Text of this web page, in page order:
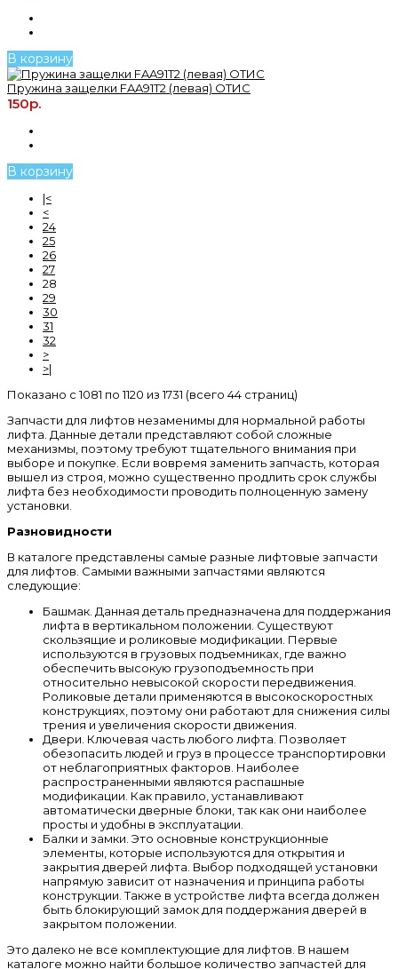
В корзину
Пружина защелки FAA91T2 (левая) ОТИС
150р.
В корзину
|<
<
24
25
26
27
28
29
30
31
32
>
>|
Показано с 1081 по 1120 из 1731 (всего 44 страниц)
Запчасти для лифтов незаменимы для нормальной работы
лифта. Данные детали представляют собой сложные
механизмы, поэтому требуют тщательного внимания при
выборе и покупке. Если вовремя заменить запчасть, которая
вышел из строя, можно существенно продлить срок службы
лифта без необходимости проводить полноценную замену
установки.
Разновидности
В каталоге представлены самые разные лифтовые запчасти
для лифтов. Самыми важными запчастями являются
следующие:
Башмак. Данная деталь предназначена для поддержания
лифта в вертикальном положении. Существуют
скользящие и роликовые модификации. Первые
используются в грузовых подъемниках, где важно
обеспечить высокую грузоподъемность при
относительно невысокой скорости передвижения.
Роликовые детали применяются в высокоскоростных
конструкциях, поэтому они работают для снижения силы
трения и увеличения скорости движения.
Двери. Ключевая часть любого лифта. Позволяет
обезопасить людей и груз в процессе транспортировки
от неблагоприятных факторов. Наиболее
распространенными являются распашные
модификации. Как правило, устанавливают
автоматически дверные блоки, так как они наиболее
просты и удобны в эксплуатации.
Балки и замки. Это основные конструкционные
элементы, которые используются для открытия и
закрытия дверей лифта. Выбор подходящей установки
напрямую зависит от назначения и принципа работы
конструкции. Также в устройстве лифта всегда должен
быть блокирующий замок для поддержания дверей в
закрытом положении.
Это далеко не все комплектующие для лифтов. В нашем
каталоге можно найти большое количество запчастей для